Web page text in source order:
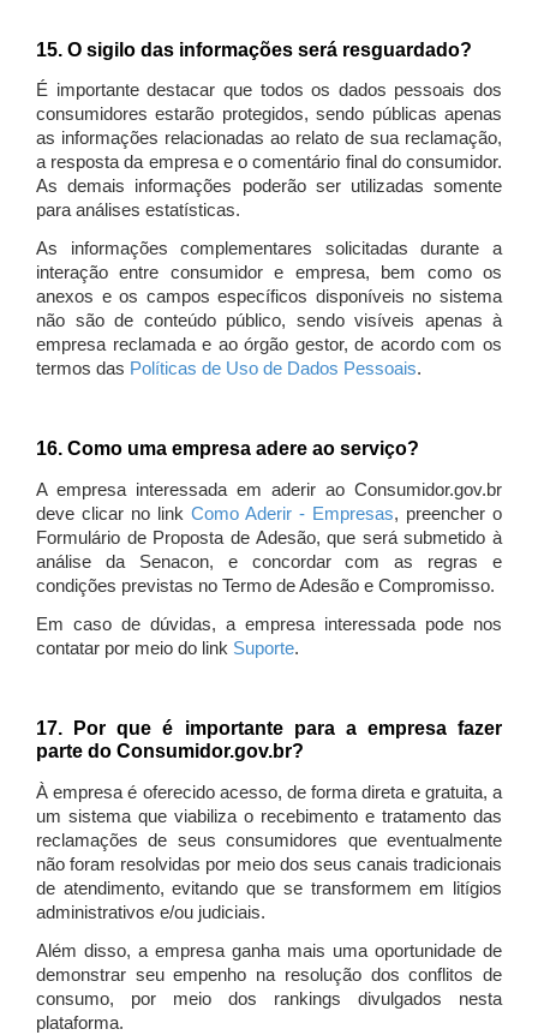
15. O sigilo das informações será resguardado?
É importante destacar que todos os dados pessoais dos
consumidores estarão protegidos, sendo públicas apenas
as informações relacionadas ao relato de sua reclamação,
a resposta da empresa e o comentário final do consumidor.
As demais informações poderão ser utilizadas somente
para análises estatísticas.
As informações complementares solicitadas durante a
interação entre consumidor e empresa, bem como os
anexos e os campos específicos disponíveis no sistema
não são de conteúdo público, sendo visíveis apenas à
empresa reclamada e ao órgão gestor, de acordo com os
termos das Políticas de Uso de Dados Pessoais.
16. Como uma empresa adere ao serviço?
A empresa interessada em aderir ao Consumidor.gov.br
deve clicar no link Como Aderir - Empresas, preencher o
Formulário de Proposta de Adesão, que será submetido à
análise da Senacon, e concordar com as regras e
condições previstas no Termo de Adesão e Compromisso.
Em caso de dúvidas, a empresa interessada pode nos
contatar por meio do link Suporte.
17. Por que é importante para a empresa fazer
parte do Consumidor.gov.br?
À empresa é oferecido acesso, de forma direta e gratuita, a
um sistema que viabiliza o recebimento e tratamento das
reclamações de seus consumidores que eventualmente
não foram resolvidas por meio dos seus canais tradicionais
de atendimento, evitando que se transformem em litígios
administrativos e/ou judiciais.
Além disso, a empresa ganha mais uma oportunidade de
demonstrar seu empenho na resolução dos conflitos de
consumo, por meio dos rankings divulgados nesta
plataforma.